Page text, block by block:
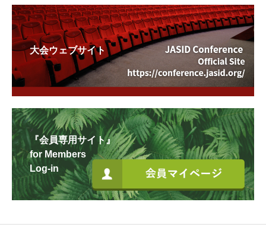
大会ウェブサイト
『会員専用サイト』
for Members
Log-in